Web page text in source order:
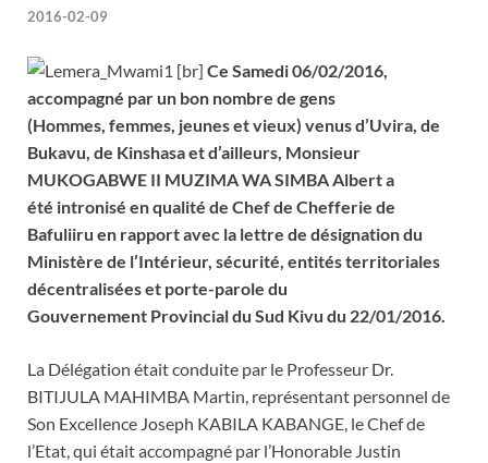
2016-02-09
[br] Ce Samedi 06/02/2016,
accompagné par un bon nombre de gens
(Hommes, femmes, jeunes et vieux) venus d’Uvira, de
Bukavu, de Kinshasa et d’ailleurs, Monsieur
MUKOGABWE II MUZIMA WA SIMBA Albert a
été intronisé en qualité de Chef de Chefferie de
Bafuliiru en rapport avec la lettre de désignation du
Ministère de l’Intérieur, sécurité, entités territoriales
décentralisées et porte-parole du
Gouvernement Provincial du Sud Kivu du 22/01/2016.
La Délégation était conduite par le Professeur Dr.
BITIJULA MAHIMBA Martin, représentant personnel de
Son Excellence Joseph KABILA KABANGE, le Chef de
l’Etat, qui était accompagné par l’Honorable Justin